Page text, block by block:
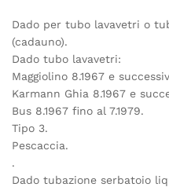
Dado per tubo lavavetri o
(cadauno).
Dado tubo lavavetri:
Maggiolino 8.1967 e
Karmann Ghia 8.1967 e
Bus 8.1967 fino al 7.1979.
Tipo 3.
Pescaccia.
.
Dado tubazione serbatoio